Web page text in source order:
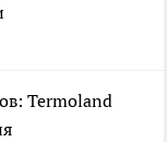
Termoland